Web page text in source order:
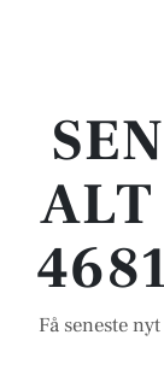
Få seneste